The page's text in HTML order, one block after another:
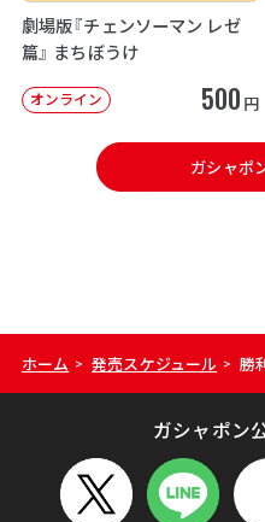
劇場版『チェンソーマン レゼ
篇』 まちぼうけ
オンライン 500 円
ガシャポ
ホーム > 発売スケジュール > 勝
ガシャポン